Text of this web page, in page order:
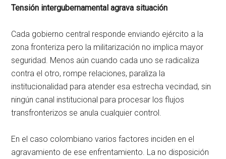
Tensión intergubernamental agrava situación
Cada gobierno central responde enviando ejército a la
zona fronteriza pero la militarización no implica mayor
seguridad. Menos aún cuando cada uno se radicaliza
contra el otro, rompe relaciones, paraliza la
institucionalidad para atender esa estrecha vecindad, sin
ningún canal institucional para procesar los flujos
transfronterizos se anula cualquier control.
En el caso colombiano varios factores inciden en el
agravamiento de ese enfrentamiento. La no disposición